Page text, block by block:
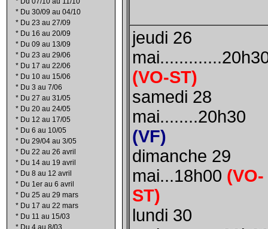
* Du 30/09 au 04/10
* Du 23 au 27/09
* Du 16 au 20/09
* Du 09 au 13/09
* Du 23 au 29/06
* Du 17 au 22/06
* Du 10 au 15/06
* Du 3 au 7/06
* Du 27 au 31/05
* Du 20 au 24/05
* Du 12 au 17/05
* Du 6 au 10/05
* Du 29/04 au 3/05
* Du 22 au 26 avril
* Du 14 au 19 avril
* Du 8 au 12 avril
* Du 1er au 6 avril
* Du 25 au 29 mars
* Du 17 au 22 mars
* Du 11 au 15/03
* Du 4 au 8/03
jeudi 26
(VO-ST)
samedi 28
mai........20h30
(VF)
dimanche 29
mai...18h00 (VO-
ST)
lundi 30